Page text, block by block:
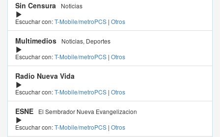
Sin Censura
Noticias
Escuchar con:T-Mobile/metroPCS | Otros
Multimedios
Noticias, Deportes
Escuchar con:T-Mobile/metroPCS | Otros
Radio Nueva Vida
Escuchar con:T-Mobile/metroPCS | Otros
ESNE
El Sembrador Nueva Evangelizacion
Escuchar con:T-Mobile/metroPCS | Otros